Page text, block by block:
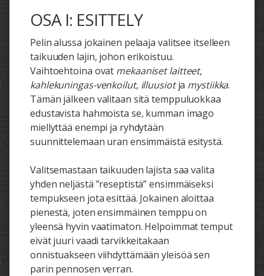
OSA I: ESITTELY
Pelin alussa jokainen pelaaja valitsee itselleen
taikuuden lajin, johon erikoistuu.
Vaihtoehtoina ovat mekaaniset laitteet,
kahlekuningas-venkoilut, illuusiotja mystiikka.
Tämän jälkeen valitaan sitä temppuluokkaa
edustavista hahmoista se, kumman imago
miellyttää enempi ja ryhdytään
suunnittelemaan uran ensimmäistä esitystä.
Valitsemastaan taikuuden lajista saa valita
yhden neljästä ”reseptistä” ensimmäiseksi
tempukseen jota esittää. Jokainen aloittaa
pienestä, joten ensimmäinen temppu on
yleensä hyvin vaatimaton. Helpoimmat temput
eivät juuri vaadi tarvikkeitakaan
onnistuakseen viihdyttämään yleisöä sen
parin pennosen verran.